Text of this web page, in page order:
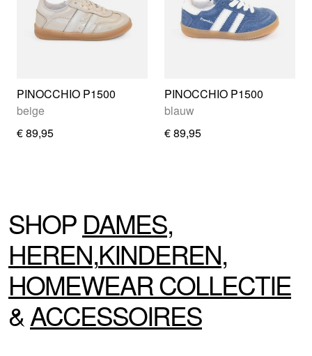
PINOCCHIO P1500
beige
€ 89,95
PINOCCHIO P1500
blauw
€ 89,95
SHOP DAMES,
HEREN,KINDEREN,
HOMEWEARCOLLECTIE
&ACCESSOIRES